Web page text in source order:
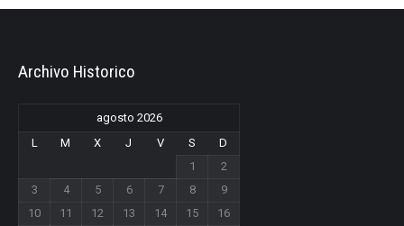
Archivo Historico
agosto 2026
L
M X J V S
D
1
2
3
4 5 6 7 8
9
10
11 12 13 14 15
16